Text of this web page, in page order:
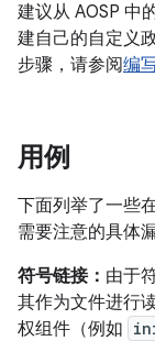
建议从 AOSP 中
建自己的自定义
步骤，请参阅编
用例
下面列举了一些
需要注意的具体
符号链接： 由于
其作为文件进行
权组件（例如